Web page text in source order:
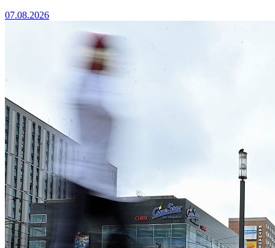
07.08.2026